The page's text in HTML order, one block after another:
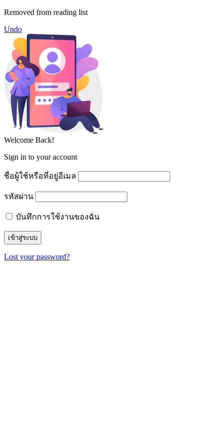
Removed from reading list
Undo
Welcome Back!
Sign in to your account
ชื่อผู้ใช้หรือที่อยู่อีเมล
รหัสผ่าน
บันทึกการใช้งานของฉัน
Lost your password?